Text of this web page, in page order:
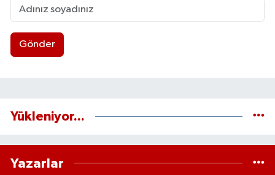
Gönder
Yükleniyor...
Yazarlar